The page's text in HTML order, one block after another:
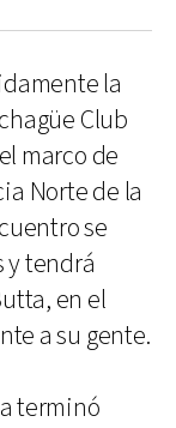
la
Club
marco de
Norte de la
se
y tendrá
en el
a su gente.
terminó